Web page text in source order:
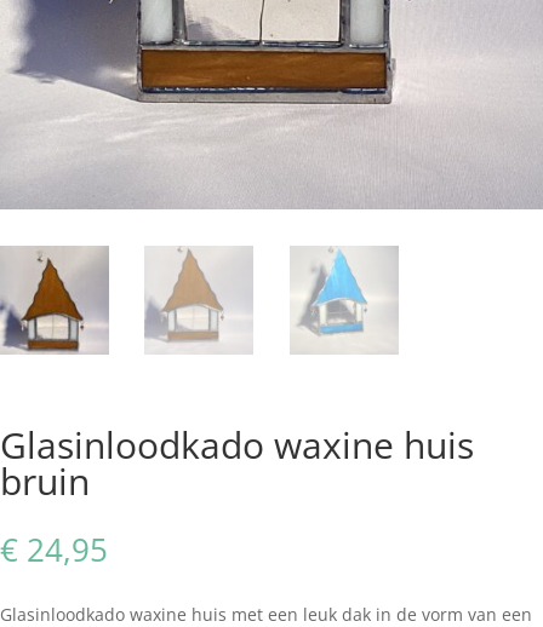
Glasinloodkado waxine huis
bruin
€ 24,95
Glasinloodkado waxine huis met een leuk dak in de vorm van een